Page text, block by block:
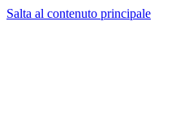
Salta al contenuto principale